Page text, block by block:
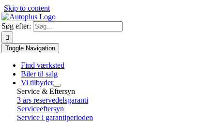
Skip to content
Søg efter:
Toggle Navigation
Find værksted
Biler til salg
Vi tilbyder
Service & Eftersyn
3 års reservedelsgaranti
Serviceeftersyn
Service i garantiperioden